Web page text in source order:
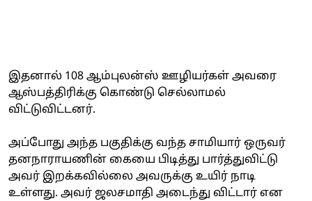
இதனால் 108 ஆம்புலன்ஸ் ஊழியர்கள் அவரை
ஆஸ்பத்திரிக்கு கொண்டு செல்லாமல்
விட்டுவிட்டனர்.
அப்போது அந்த பகுதிக்கு வந்த சாமியார் ஒருவர்
தனநாராயணின் கையை பிடித்து பார்த்துவிட்டு
அவர் இறக்கவில்லை அவருக்கு உயிர் நாடி
உள்ளது. அவர் ஜலசமாதி அடைந்து விட்டார் என